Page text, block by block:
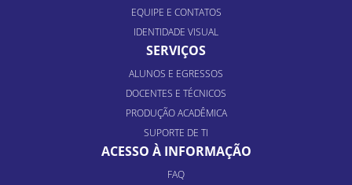
EQUIPE E CONTATOS
IDENTIDADE VISUAL
SERVIÇOS
ALUNOS E EGRESSOS
DOCENTES E TÉCNICOS
PRODUÇÃO ACADÊMICA
SUPORTE DE TI
ACESSO À INFORMAÇÃO
FAQ